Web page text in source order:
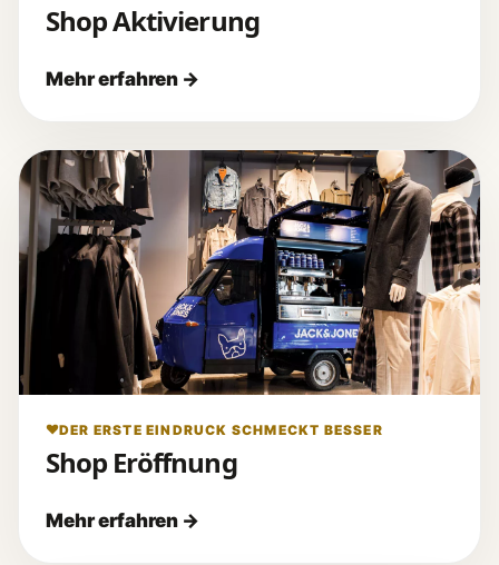
Shop Aktivierung
DER ERSTE EINDRUCK SCHMECKT BESSER
Shop Eröffnung